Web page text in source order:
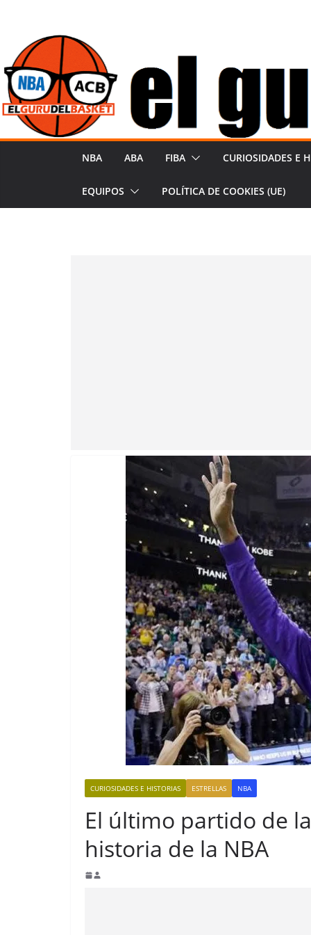
contenido
NBA ABA FIBA CURIOSIDADES E
EQUIPOS POLÍTICA DE COOKIES (UE)
CURIOSIDADES E HISTORIAS ESTRELLAS NBA
El último partido de
historia de la NBA